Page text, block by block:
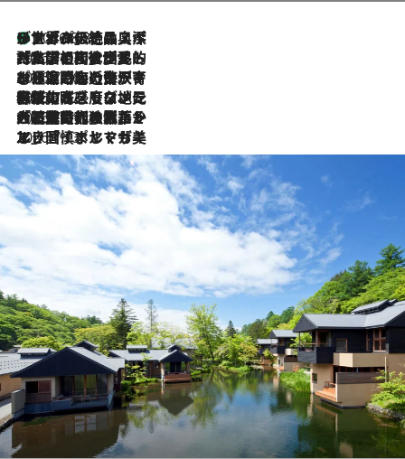
2026.8.8
リスボンの絶品スイーツ「パステル・デ・ナタ」とは？ポルトガル伝統の奥深い世界へ
2026.7.27
「私の祖国はポルトガル語です」国民的詩人フェルナンド・ペソアと、彼が愛した文学の街を歩く
2026.7.26
ポルトガル近海が育む極上の海の幸。キリリと冷えた白ワインと愉しむ、シーフード専門店の贅沢
2026.7.22
伝統の味をモダンに昇華。高感度な地元客が集う、リスボンの最旬ガストロノミー
2026.7.21
大航海時代の栄華から、震災、独裁、そして革命へ。ポルトガル・首都リスボンの石畳に刻まれた「歴史の光と影」
2026.7.13
エッセイ・ヤマザキマリ「慎ましくも美しき国 ポルトガル」